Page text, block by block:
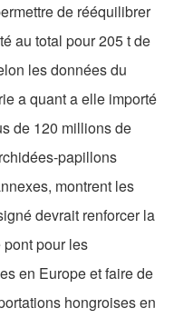
de rééquilibrer
au total pour 205 t de
les données du
a quant a elle importé
de 120 millions de
papillons
montrent les
devrait renforcer la
pour les
en Europe et faire de
hongroises en